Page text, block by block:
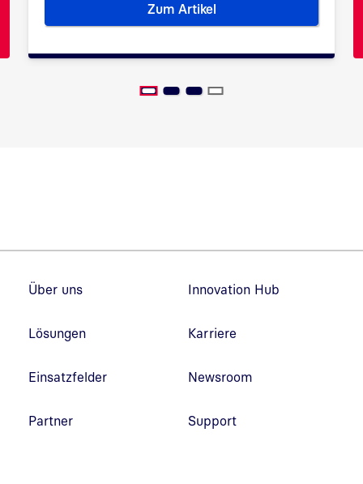
Zum ArtikelWie entsteht Vertrauen in der
Über uns
Lösungen
Einsatzfelder
Partner
Innovation Hub
Karriere
Newsroom
Support